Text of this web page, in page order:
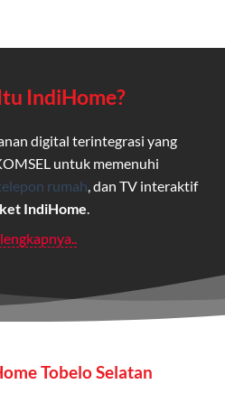
IndiHome?
digital terintegrasi yang
untuk memenuhi
rumah , dan TV interaktif
IndiHome
ini dirancang untuk
membutuhkan konektivitas dan
Tobelo Selatan